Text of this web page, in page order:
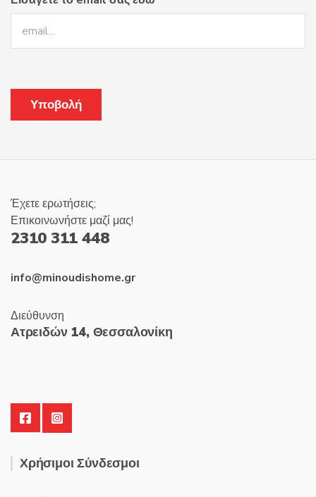
Έχετε ερωτήσεις;
Επικοινωνήστε μαζί μας!
2310 311 448
info@minoudishome.gr
Διεύθυνση
Ατρειδών 14, Θεσσαλονίκη
Χρήσιμοι Σύνδεσμοι